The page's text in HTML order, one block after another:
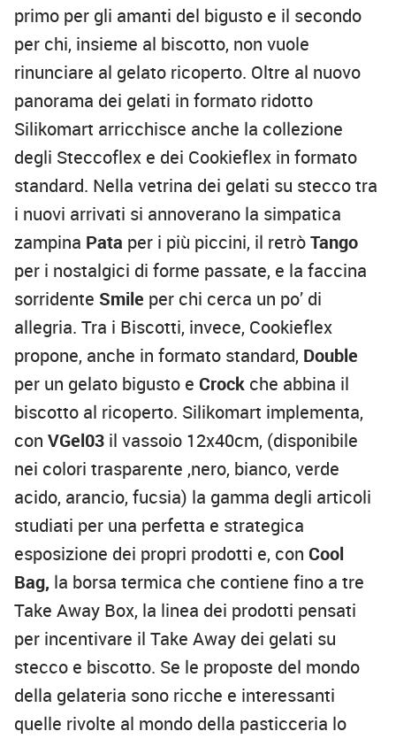
primo per gli amanti del bigusto e il secondo
per chi, insieme al biscotto, non vuole
rinunciare al gelato ricoperto. Oltre al nuovo
panorama dei gelati in formato ridotto
Silikomart arricchisce anche la collezione
degli Steccoflex e dei Cookieflex in formato
standard. Nella vetrina dei gelati su stecco tra
i nuovi arrivati si annoverano la simpatica
zampina Pata per i più piccini, il retròTango
per i nostalgici di forme passate, e la faccina
sorridente Smile per chi cerca un po’ di
allegria. Tra i Biscotti, invece, Cookieflex
propone, anche in formato standard, Double
per un gelato bigusto e Crock che abbina il
biscotto al ricoperto. Silikomart implementa,
con VGel03 il vassoio 12x40cm, (disponibile
nei colori trasparente ,nero, bianco, verde
acido, arancio, fucsia) la gamma degli articoli
studiati per una perfetta e strategica
esposizione dei propri prodotti e, con Cool
Bag, la borsa termica che contiene fino a tre
Take Away Box, la linea dei prodotti pensati
per incentivare il Take Away dei gelati su
stecco e biscotto. Se le proposte del mondo
della gelateria sono ricche e interessanti
quelle rivolte al mondo della pasticceria lo